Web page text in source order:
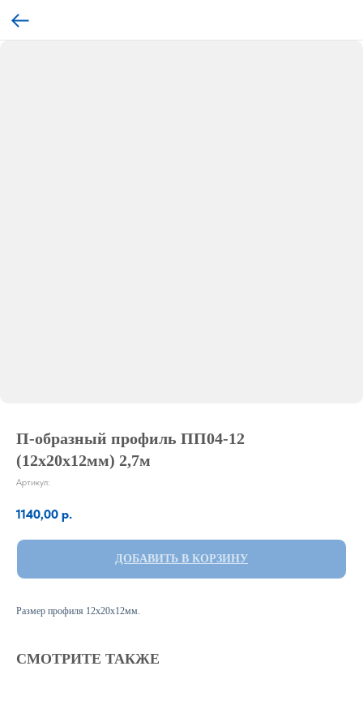
П-образный профиль ПП04-12
(12х20х12мм) 2,7м
Артикул:
1140,00 р.
ДОБАВИТЬ В КОРЗИНУ
Размер профиля 12х20х12мм.
СМОТРИТЕ ТАКЖЕ